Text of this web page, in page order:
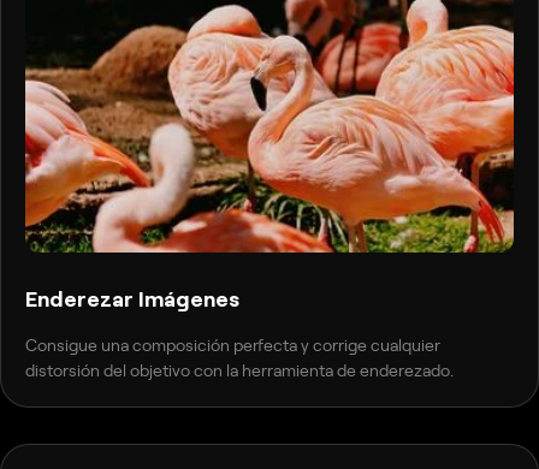
Enderezar Imágenes
Consigue una composición perfecta y corrige cualquier
distorsión del objetivo con la herramienta de enderezado.